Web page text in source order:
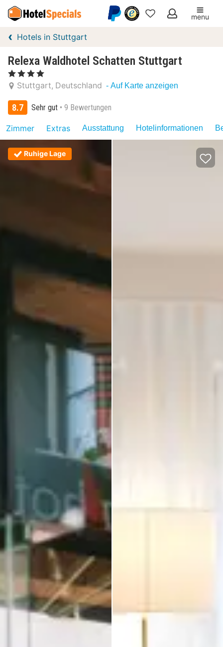
Meine
menu
Hotels in Stuttgart
Relexa Waldhotel Schatten Stuttgart
, 4 Sterne
Stuttgart Deutschland - Auf Karte anzeigen
8.7 Sehr gut 9 Bewertungen
Zimmer Extras Ausstattung Hotelinformationen
Ruhige Lage